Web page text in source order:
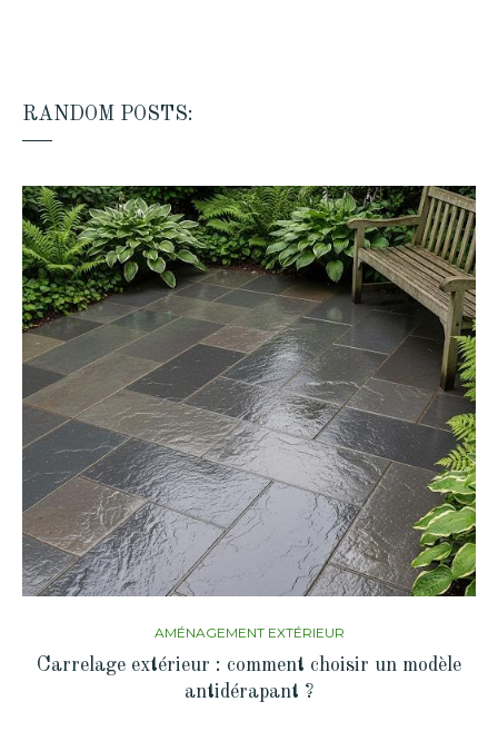
RANDOM POSTS:
AMÉNAGEMENT EXTÉRIEUR
Carrelage extérieur : comment choisir un modèle
antidérapant ?